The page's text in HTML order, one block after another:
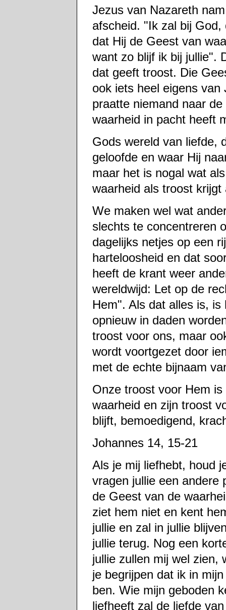
Jezus van Nazareth
afscheid. "Ik zal bij God,
dat Hij de Geest van
want zo blijf ik bij jullie".
dat geeft troost. Die
ook iets heel eigens
praatte niemand naar
waarheid in pacht heeft
Gods wereld van liefde,
geloofde en waar Hij
maar het is nogal wat
waarheid als troost krijgt
We maken wel wat
slechts te concentreren
dagelijks netjes op een
harteloosheid en dat
heeft de krant weer
wereldwijd: Let op de
Hem". Als dat alles is,
opnieuw in daden
troost voor ons, maar
wordt voortgezet door
met de echte bijnaam
Onze troost voor Hem
waarheid en zijn troost
blijft, bemoedigend,
Johannes 14, 15-21
Als je mij liefhebt, houd
vragen jullie een andere
de Geest van de
ziet hem niet en kent
jullie en zal in jullie
jullie terug. Nog een
jullie zullen mij wel zien,
je begrijpen dat ik in
ben. Wie mijn geboden
liefheeft zal de liefde